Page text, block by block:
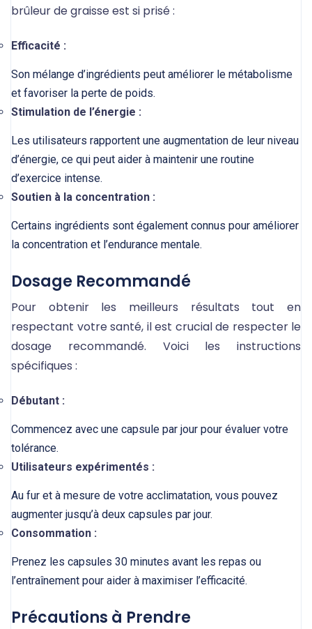
brûleur de graisse est si prisé :
Efficacité :
Son mélange d’ingrédients peut améliorer le métabolisme
et favoriser la perte de poids.
Stimulation de l’énergie :
Les utilisateurs rapportent une augmentation de leur niveau
d’énergie, ce qui peut aider à maintenir une routine
d’exercice intense.
Soutien à la concentration :
Certains ingrédients sont également connus pour améliorer
la concentration et l’endurance mentale.
Dosage Recommandé
Pour obtenir les meilleurs résultats tout en
respectant votre santé, il est crucial de respecter le
dosage recommandé. Voici les instructions
spécifiques :
Débutant :
Commencez avec une capsule par jour pour évaluer votre
tolérance.
Utilisateurs expérimentés :
Au fur et à mesure de votre acclimatation, vous pouvez
augmenter jusqu’à deux capsules par jour.
Consommation :
Prenez les capsules 30 minutes avant les repas ou
l’entraînement pour aider à maximiser l’efficacité.
Précautions à Prendre